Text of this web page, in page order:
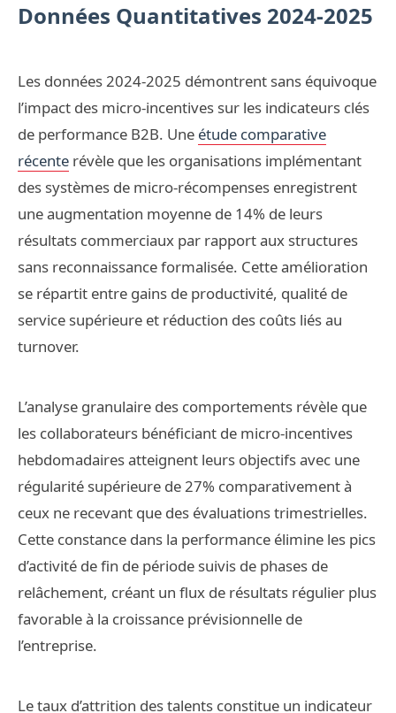
Données Quantitatives 2024-2025
Les données 2024-2025 démontrent sans équivoque
l’impact des micro-incentives sur les indicateurs clés
de performance B2B. Une étude comparative
récente révèle que les organisations implémentant
des systèmes de micro-récompenses enregistrent
une augmentation moyenne de 14% de leurs
résultats commerciaux par rapport aux structures
sans reconnaissance formalisée. Cette amélioration
se répartit entre gains de productivité, qualité de
service supérieure et réduction des coûts liés au
turnover.
L’analyse granulaire des comportements révèle que
les collaborateurs bénéficiant de micro-incentives
hebdomadaires atteignent leurs objectifs avec une
régularité supérieure de 27% comparativement à
ceux ne recevant que des évaluations trimestrielles.
Cette constance dans la performance élimine les pics
d’activité de fin de période suivis de phases de
relâchement, créant un flux de résultats régulier plus
favorable à la croissance prévisionnelle de
l’entreprise.
Le taux d’attrition des talents constitue un indicateur